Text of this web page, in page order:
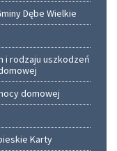
Dębe Wielkie
i rodzaju uszkodzeń
domowej
Karty